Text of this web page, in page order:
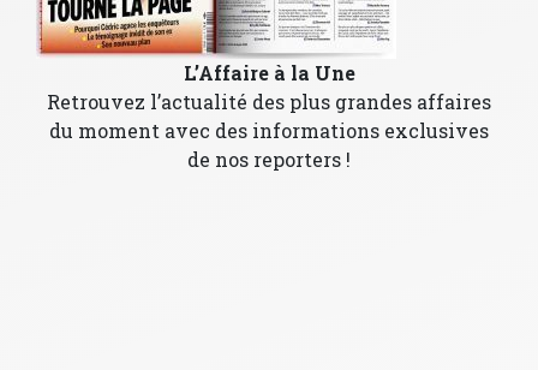
L’Affaire à la Une
Retrouvez l’actualité des plus grandes affaires
du moment avec des informations exclusives
de nos reporters !